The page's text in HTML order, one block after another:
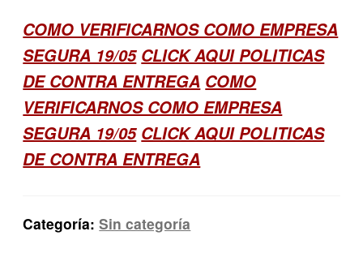
COMO VERIFICARNOS COMO EMPRESA
SEGURA 19/05 CLICK AQUI POLITICAS
DE CONTRA ENTREGA COMO
VERIFICARNOS COMO EMPRESA
SEGURA 19/05 CLICK AQUI POLITICAS
DE CONTRA ENTREGA
Categoría:Sin categoría